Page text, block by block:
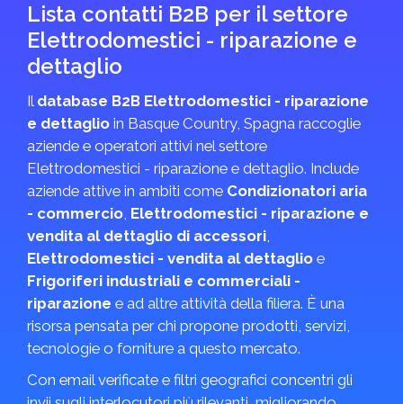
Lista contatti B2B per il settore
Elettrodomestici - riparazione e
dettaglio
Il database B2B Elettrodomestici - riparazione
e dettaglio in Basque Country, Spagna raccoglie
aziende e operatori attivi nel settore
Elettrodomestici - riparazione e dettaglio. Include
aziende attive in ambiti come Condizionatori aria
- commercio, Elettrodomestici - riparazione e
vendita al dettaglio di accessori,
Elettrodomestici - vendita al dettaglio e
Frigoriferi industriali e commerciali -
riparazione e ad altre attività della filiera. È una
risorsa pensata per chi propone prodotti, servizi,
tecnologie o forniture a questo mercato.
Con email verificate e filtri geografici concentri gli